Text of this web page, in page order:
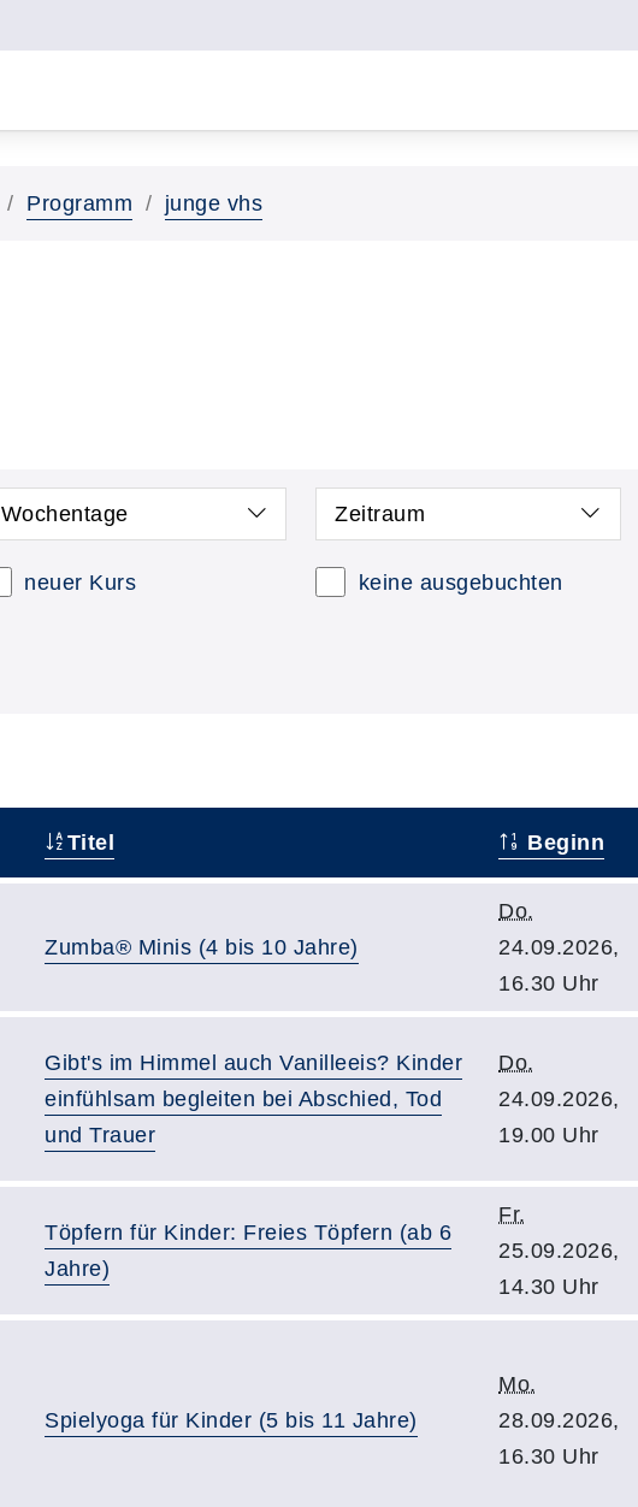
Programm junge vhs
Wochentage Zeitraum
neuer Kurs keine ausgebuchten
Titel Beginn
Zumba® Minis (4 bis 10 Jahre)
Do.
24.09.2026,
16.30 Uhr
Gibt's im Himmel auch Vanilleeis? Kinder
einfühlsam begleiten bei Abschied, Tod
und Trauer
Do.
24.09.2026,
19.00 Uhr
Töpfern für Kinder: Freies Töpfern (ab 6
Jahre)
Fr.
25.09.2026,
14.30 Uhr
Spielyoga für Kinder (5 bis 11 Jahre)
Mo.
28.09.2026,
16.30 Uhr